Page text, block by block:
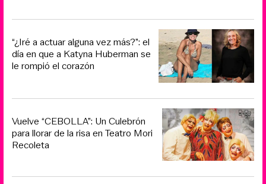
“¿Iré a actuar alguna vez más?”: el
día en que a Katyna Huberman se
le rompió el corazón
Vuelve “CEBOLLA”: Un Culebrón
para llorar de la risa en Teatro Mori
Recoleta